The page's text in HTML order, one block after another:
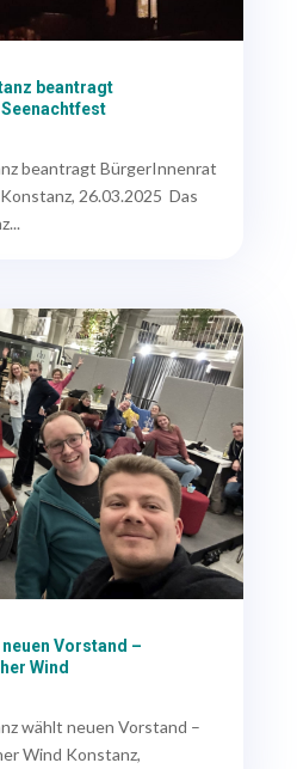
beantragt
beantragt BürgerInnenrat
26.03.2025 Das
Vorstand –
Wind
wählt neuen Vorstand –
Wind Konstanz,